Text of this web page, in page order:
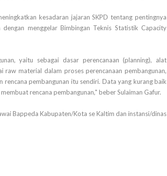
kesadaran jajaran SKPD tentang pentingnya
menggelar Bimbingan Teknis Statistik Capacity
yaitu sebagai dasar perencanaan (planning), alat
raw material dalam proses perencanaan pembangunan,
pembangunan itu sendiri. Data yang kurang baik
rencana pembangunan," beber Sulaiman Gafur.
Bappeda Kabupaten/Kota se Kaltim dan instansi/dinas